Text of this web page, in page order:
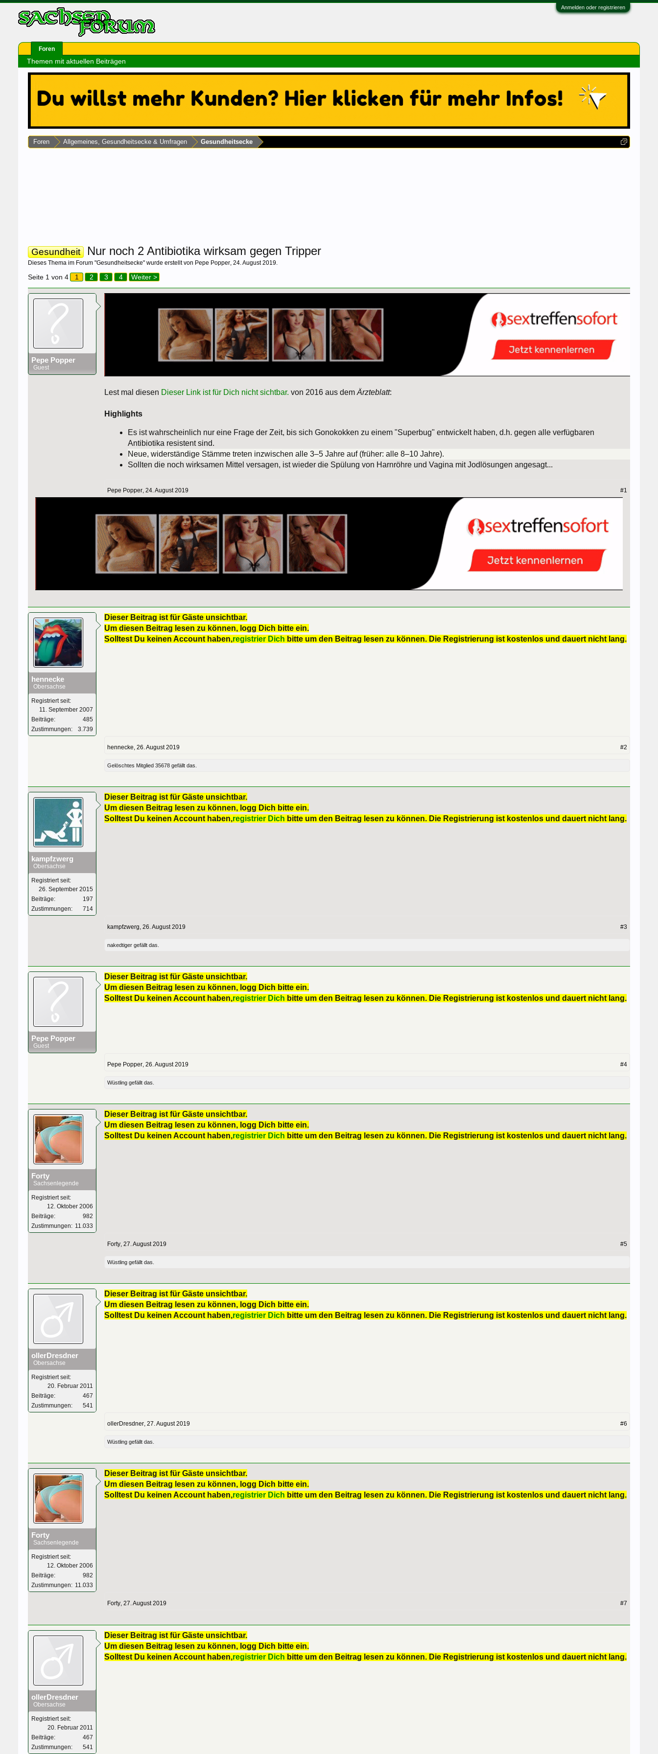
Anmelden oder registrieren
Foren Allgemeines, Gesundheitsecke & Umfragen Gesundheitsecke
Gesundheit Nur noch 2 Antibiotika wirksam gegen Tripper
Dieses Thema im Forum "Gesundheitsecke" wurde erstellt von Pepe Popper, 24. August 2019.
Seite 1 von 4 1 2 3 4 Weiter >
Pepe Popper
Guest
Lest mal diesen Dieser Link ist für Dich nicht sichtbar. von 2016 aus dem Ärzteblatt:
Highlights
Es ist wahrscheinlich nur eine Frage der Zeit, bis sich Gonokokken zu einem "Superbug" entwickelt haben, d.h. gegen alle verfügbaren
Antibiotika resistent sind.
Neue, widerständige Stämme treten inzwischen alle 3–5 Jahre auf (früher: alle 8–10 Jahre).
Sollten die noch wirksamen Mittel versagen, ist wieder die Spülung von Harnröhre und Vagina mit Jodlösungen angesagt...
Pepe Popper, 24. August 2019 #1
hennecke
Obersachse
Registriert seit:
11. September 2007
Beiträge:
485
Zustimmungen:
3.739
Dieser Beitrag ist für Gäste unsichtbar.
Um diesen Beitrag lesen zu können, logg Dich bitte ein.
Solltest Du keinen Account haben,registrier Dich bitte um den Beitrag lesen zu können. Die Registrierung ist kostenlos und dauert nicht lang.
hennecke, 26. August 2019 #2
Gelöschtes Mitglied 35678 gefällt das.
kampfzwerg
Obersachse
Registriert seit:
26. September 2015
Beiträge:
197
Zustimmungen:
714
Dieser Beitrag ist für Gäste unsichtbar.
Um diesen Beitrag lesen zu können, logg Dich bitte ein.
Solltest Du keinen Account haben,registrier Dich bitte um den Beitrag lesen zu können. Die Registrierung ist kostenlos und dauert nicht lang.
kampfzwerg, 26. August 2019 #3
nakedtiger gefällt das.
Pepe Popper
Guest
Dieser Beitrag ist für Gäste unsichtbar.
Um diesen Beitrag lesen zu können, logg Dich bitte ein.
Solltest Du keinen Account haben,registrier Dich bitte um den Beitrag lesen zu können. Die Registrierung ist kostenlos und dauert nicht lang.
Pepe Popper, 26. August 2019 #4
Wüstling gefällt das.
Forty
Sachsenlegende
Registriert seit:
12. Oktober 2006
Beiträge:
982
Zustimmungen: 11.033
Dieser Beitrag ist für Gäste unsichtbar.
Um diesen Beitrag lesen zu können, logg Dich bitte ein.
Solltest Du keinen Account haben,registrier Dich bitte um den Beitrag lesen zu können. Die Registrierung ist kostenlos und dauert nicht lang.
Forty, 27. August 2019 #5
Wüstling gefällt das.
ollerDresdner
Obersachse
Registriert seit:
20. Februar 2011
Beiträge:
467
Zustimmungen:
541
Dieser Beitrag ist für Gäste unsichtbar.
Um diesen Beitrag lesen zu können, logg Dich bitte ein.
Solltest Du keinen Account haben,registrier Dich bitte um den Beitrag lesen zu können. Die Registrierung ist kostenlos und dauert nicht lang.
ollerDresdner, 27. August 2019 #6
Wüstling gefällt das.
Forty
Sachsenlegende
Registriert seit:
12. Oktober 2006
Beiträge:
982
Zustimmungen: 11.033
Dieser Beitrag ist für Gäste unsichtbar.
Um diesen Beitrag lesen zu können, logg Dich bitte ein.
Solltest Du keinen Account haben,registrier Dich bitte um den Beitrag lesen zu können. Die Registrierung ist kostenlos und dauert nicht lang.
Forty, 27. August 2019 #7
ollerDresdner
Obersachse
Registriert seit:
20. Februar 2011
Beiträge:
467
Zustimmungen:
541
Dieser Beitrag ist für Gäste unsichtbar.
Um diesen Beitrag lesen zu können, logg Dich bitte ein.
Solltest Du keinen Account haben,registrier Dich bitte um den Beitrag lesen zu können. Die Registrierung ist kostenlos und dauert nicht lang.
Foren
Themen mit aktuellen Beiträgen